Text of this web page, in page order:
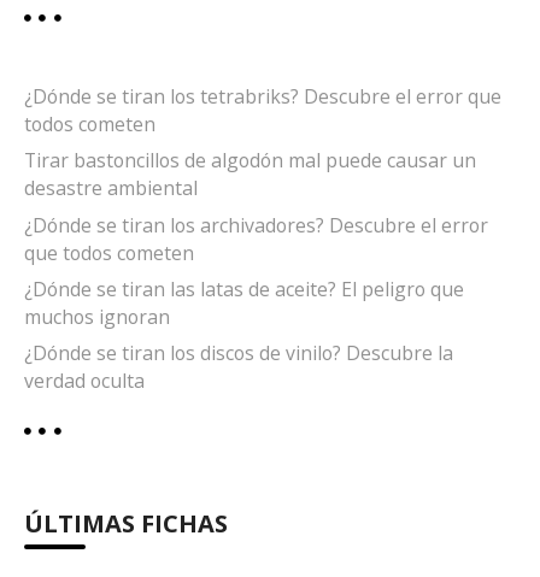
¿Dónde se tiran los tetrabriks? Descubre el error que
todos cometen
Tirar bastoncillos de algodón mal puede causar un
desastre ambiental
¿Dónde se tiran los archivadores? Descubre el error
que todos cometen
¿Dónde se tiran las latas de aceite? El peligro que
muchos ignoran
¿Dónde se tiran los discos de vinilo? Descubre la
verdad oculta
ÚLTIMAS FICHAS